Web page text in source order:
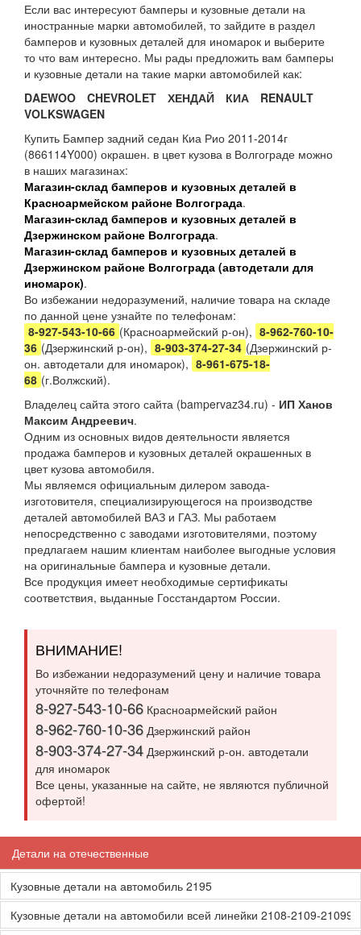
Если вас интересуют бамперы и кузовные детали на
иностранные марки автомобилей, то зайдите в раздел
бамперов и кузовных деталей для иномарок и выберите
то что вам интересно. Мы рады предложить вам бамперы
и кузовные детали на такие марки автомобилей как:
DAEWOO
CHEVROLET ХЕНДАЙ КИА
RENAULT
VOLKSWAGEN
Купить Бампер задний седан Киа Рио 2011-2014г
(866114Y000) окрашен. в цвет кузова в Волгограде можно
в наших магазинах:
Магазин-склад бамперов и кузовных деталей в
Красноармейском районе Волгограда.
Магазин-склад бамперов и кузовных деталей в
Дзержинском районе Волгограда.
Магазин-склад бамперов и кузовных деталей в
Дзержинском районе Волгограда (автодетали для
иномарок).
Во избежании недоразумений, наличие товара на складе
по данной цене узнайте по телефонам:
8-927-543-10-66 (Красноармейский р-он), 8-962-760-10-
36 (Дзержинский р-он), 8-903-374-27-34 (Дзержинский р-
он. автодетали для иномарок), 8-961-675-18-
68 (г.Волжский).
Владелец сайта этого сайта (bampervaz34.ru) - ИП Ханов
Максим Андреевич.
Одним из основных видов деятельности является
продажа бамперов и кузовных деталей окрашенных в
цвет кузова автомобиля.
Мы являемся официальным дилером завода-
изготовителя, специализирующегося на производстве
деталей автомобилей ВАЗ и ГАЗ. Мы работаем
непосредственно с заводами изготовителями, поэтому
предлагаем нашим клиентам наиболее выгодные условия
на оригинальные бампера и кузовные детали.
Все продукция имеет необходимые сертификаты
соответствия, выданные Госстандартом России.
ВНИМАНИЕ!
Во избежании недоразумений цену и наличие товара
уточняйте по телефонам
8-927-543-10-66 Красноармейский район
8-962-760-10-36 Дзержинский район
8-903-374-27-34 Дзержинский р-он. автодетали
для иномарок
Все цены, указанные на сайте, не являются публичной
офертой!
Детали на отечественные
Кузовные детали на автомобиль 2195
Кузовные детали на автомобили всей линейки 2108-2109-21099